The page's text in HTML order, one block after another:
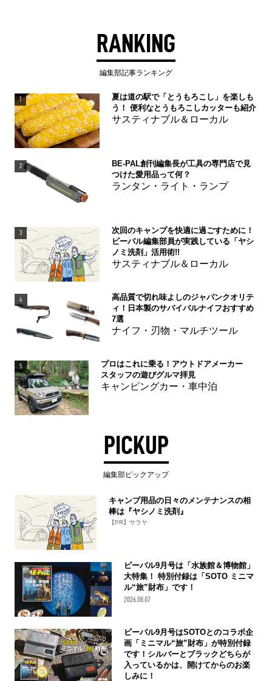
RANKING
編集部記事ランキング
1
夏は道の駅で「とうもろこし」を楽しも
う！ 便利なとうもろこしカッターも紹介
サスティナブル＆ローカル
2
BE-PAL創刊編集長が工具の専門店で見
つけた愛用品って何？
ランタン・ライト・ランプ
3
次回のキャンプを快適に過ごすために！
ビーパル編集部員が実践している「ヤシ
ノミ洗剤」活用術!!
サスティナブル＆ローカル
4
高品質で切れ味よしのジャパンクオリテ
ィ！日本製のサバイバルナイフおすすめ
7選
ナイフ・刃物・マルチツール
5
プロはこれに乗る！アウトドアメーカー
スタッフの遊びグルマ拝見
キャンピングカー・車中泊
PICKUP
編集部ピックアップ
キャンプ用品の日々のメンテナンスの相
棒は『ヤシノミ洗剤』
【PR】サラヤ
ビーパル9月号は「水族館＆博物館」
大特集！ 特別付録は「SOTO ミニマ
ル“旅”財布」です！
2026.08.07
ビーパル9月号はSOTOとのコラボ企
画「ミニマル“旅”財布」が特別付録
です！シルバーとブラックどちらが
入っているかは、開けてからのお楽
しみに！